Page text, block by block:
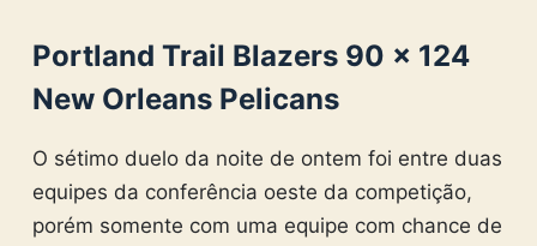
Portland Trail Blazers 90 × 124
New Orleans Pelicans
O sétimo duelo da noite de ontem foi entre duas
equipes da conferência oeste da competição,
porém somente com uma equipe com chance de